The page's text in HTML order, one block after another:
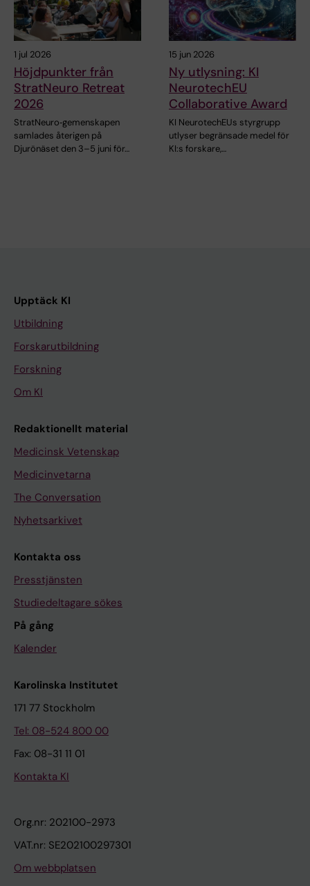
1 jul 2026
Höjdpunkter från
StratNeuro Retreat
2026
StratNeuro‑gemenskapen
samlades återigen på
Djurönäset den 3–5 juni för…
15 jun 2026
Ny utlysning: KI
NeurotechEU
Collaborative Award
KI NeurotechEUs styrgrupp
utlyser begränsade medel för
KI:s forskare,…
Upptäck KI
Utbildning
Forskarutbildning
Forskning
Om KI
Redaktionellt material
Medicinsk Vetenskap
Medicinvetarna
The Conversation
Nyhetsarkivet
Kontakta oss
Presstjänsten
Studiedeltagare sökes
På gång
Kalender
Karolinska Institutet
171 77 Stockholm
Tel: 08-524 800 00
Fax: 08-31 11 01
Kontakta KI
Org.nr: 202100-2973
VAT.nr: SE202100297301
Om webbplatsen